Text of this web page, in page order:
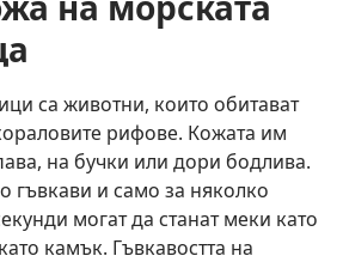
са животни, които обитават
рифове. Кожата им
на бучки или дори бодлива.
гъвкави и само за няколко
могат да станат меки като
камък. Гъвкавостта на